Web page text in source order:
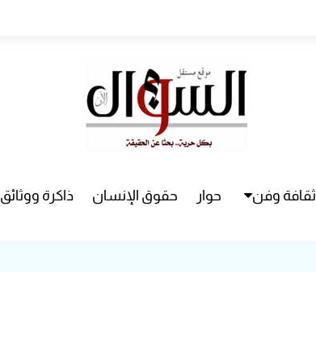
ثقافة وفن حوار حقوق الإنسان ذاكرة ووثائق